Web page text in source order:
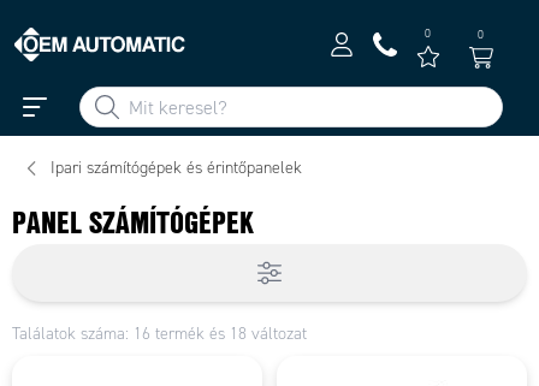
0 0
Ipari számítógépek és érintőpanelek
PANEL SZÁMÍTÓGÉPEK
Találatok száma: 16 termék és 18 változat